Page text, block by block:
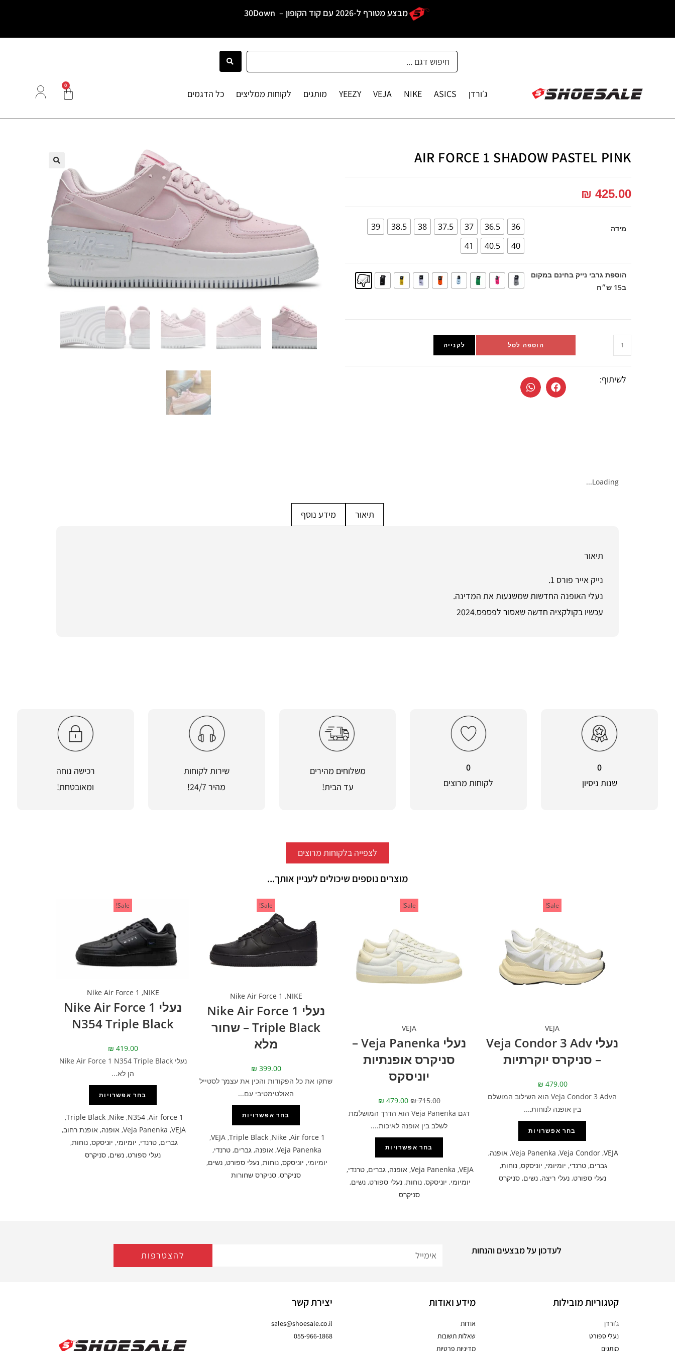
מבצע מטורף ל-2026 עם קוד הקופון – 30Down
ג׳ורדן ASICS
NIKE
VEJA
YEEZY מותגים לקוחות ממליצים כל הדגמים
0
AIR FORCE 1 SHADOW PASTEL PINK
₪ 425.00
מידה 36
36.5
37
37.5
38
38.5
39
40
40.5
41
הוספת גרבי נייק בחינם במקום
ב15 ש״ח
הוספה לסל לקנייה
לשיתוף:
Loading...
תיאור מידע נוסף
תיאור
נייק אייר פורס 1.
נעלי האופנה החדשות שמשגעות את המדינה.
עכשיו בקולקציה חדשה שאסור לפספס.2024
0
שנות ניסיון
0
לקוחות מרוצים
משלוחים מהירים
עד הבית!
שירות לקוחות
מהיר 24/7!
רכישה נוחה
ומאובטחת!
לצפייה בלקוחות מרוצים
מוצרים נוספים שיכולים לעניין אותך...
Sale!
VEJA
נעלי Veja Condor 3 Adv
– סניקרס יוקרתיות
₪ 479.00
הVeja Condor 3 Adv הוא השילוב המושלם
בין אופנה לנוחות,...
בחר אפשרויות
VEJA
,
Veja Condor
,
Veja Panenka
, אופנה,
גברים,טרנדי, יומיומי, יוניסקס,נוחות,
נעלי ספורט,נעלי ריצה,נשים,סניקרס
Sale!
VEJA
נעלי Veja Panenka –
סניקרס אופנתיות
יוניסקס
₪715.00
₪ 479.00
דגם Veja Panenka הוא הדרך המושלמת
לשלב בין אופנה לאיכות....
בחר אפשרויות
VEJA
,
Veja Panenka
, אופנה, גברים, טרנדי,
יומיומי, יוניסקס, נוחות, נעלי ספורט, נשים,
סניקרס
Sale!
NIKE
,
Nike Air Force 1
נעלי Nike Air Force 1
Triple Black – שחור
מלא
₪ 399.00
שתקו את כל הפקודות והכין את עצמך לסטייל
האולטימטיבי עם...
בחר אפשרויות
Air force 1
,
Nike
,
Triple Black
,
VEJA
,
Veja Panenka
, אופנה, גברים, טרנדי,
יומיומי, יוניסקס, נוחות, נעלי ספורט, נשים,
סניקרס, סניקרס שחורות
Sale!
NIKE
,
Nike Air Force 1
נעלי Nike Air Force 1
N354 Triple Black
₪ 419.00
נעלי Nike Air Force 1 N354 Triple Black
הן לא...
בחר אפשרויות
Air force 1
,
N354
,
Nike
,
Triple Black
,
VEJA
,
Veja Panenka
, אופנה, אופנת רחוב,
גברים,טרנדי, יומיומי, יוניסקס,נוחות,
נעלי ספורט, נשים, סניקרס
לעדכון על מבצעים והנחות להצטרפות
קטגוריות מובילות
ג׳ורדן
נעלי ספורט
מותגים
מידע ואודות
אודות
שאלות תשובות
מדיניות פרטיות
יצירת קשר
sales@shoesale.co.il
055-966-1868